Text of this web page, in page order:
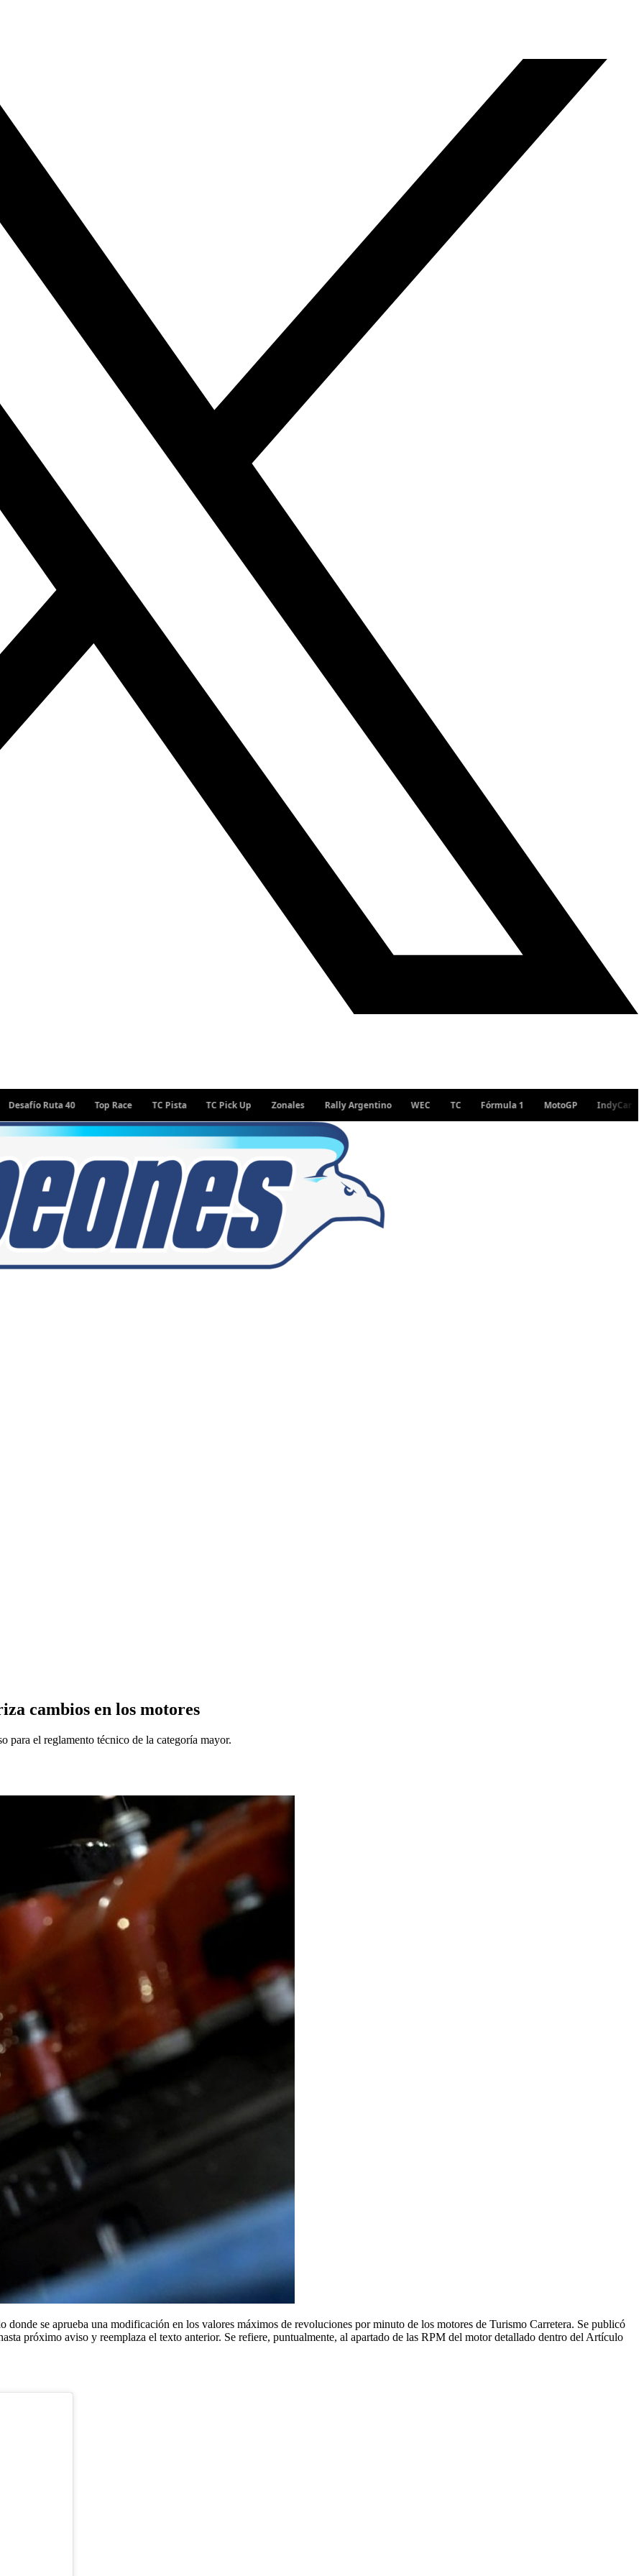
Ruta 40 Top Race TC Pista TC Pick Up Zonales Rally Argentino WEC TC Fórmula 1 MotoGP IndyCar WRC
cambios en los motores
el reglamento técnico de la categoría mayor.
se aprueba una modificación en los valores máximos de revoluciones por minuto de los motores de Turismo Carretera. Se publicó
próximo aviso y reemplaza el texto anterior. Se refiere, puntualmente, al apartado de las RPM del motor detallado dentro del Artículo